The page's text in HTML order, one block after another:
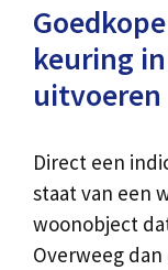
keuring
uitvoeren
Direct een
staat van een
woonobject
Overweeg